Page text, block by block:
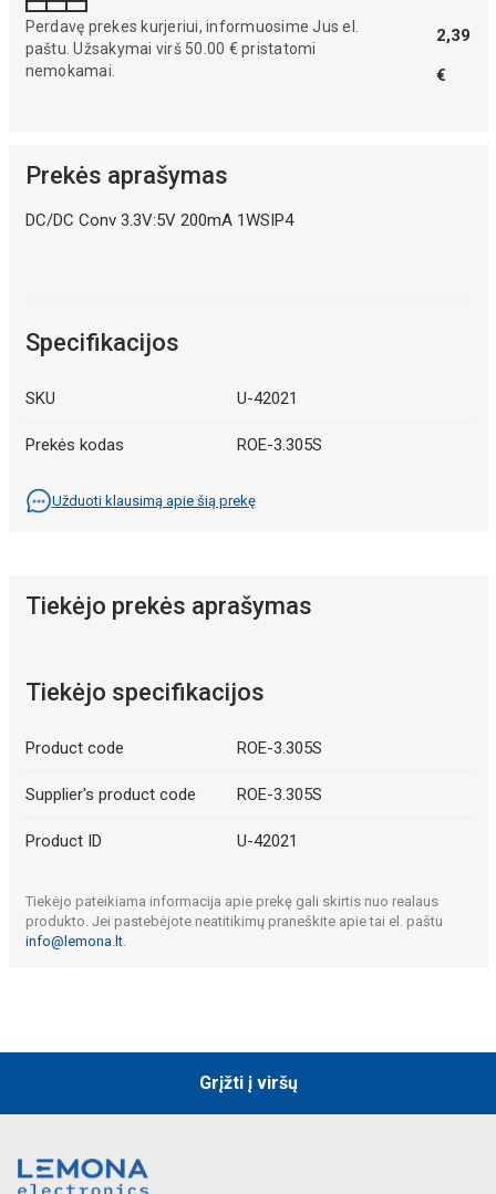
Perdavę prekes kurjeriui, informuosime Jus el.
paštu. Užsakymai virš 50.00 € pristatomi
nemokamai.
2,39
€
Prekės aprašymas
DC/DC Conv 3.3V:5V 200mA 1WSIP4
Specifikacijos
SKU U-42021
Prekės kodas ROE-3.305S
Užduoti klausimą apie šią prekę
Tiekėjo prekės aprašymas
Tiekėjo specifikacijos
Product code ROE-3.305S
Supplier's product code ROE-3.305S
Product ID U-42021
Tiekėjo pateikiama informacija apie prekę gali skirtis nuo realaus
produkto. Jei pastebėjote neatitikimų praneškite apie tai el. paštu
info@lemona.lt.
Grįžti į viršų